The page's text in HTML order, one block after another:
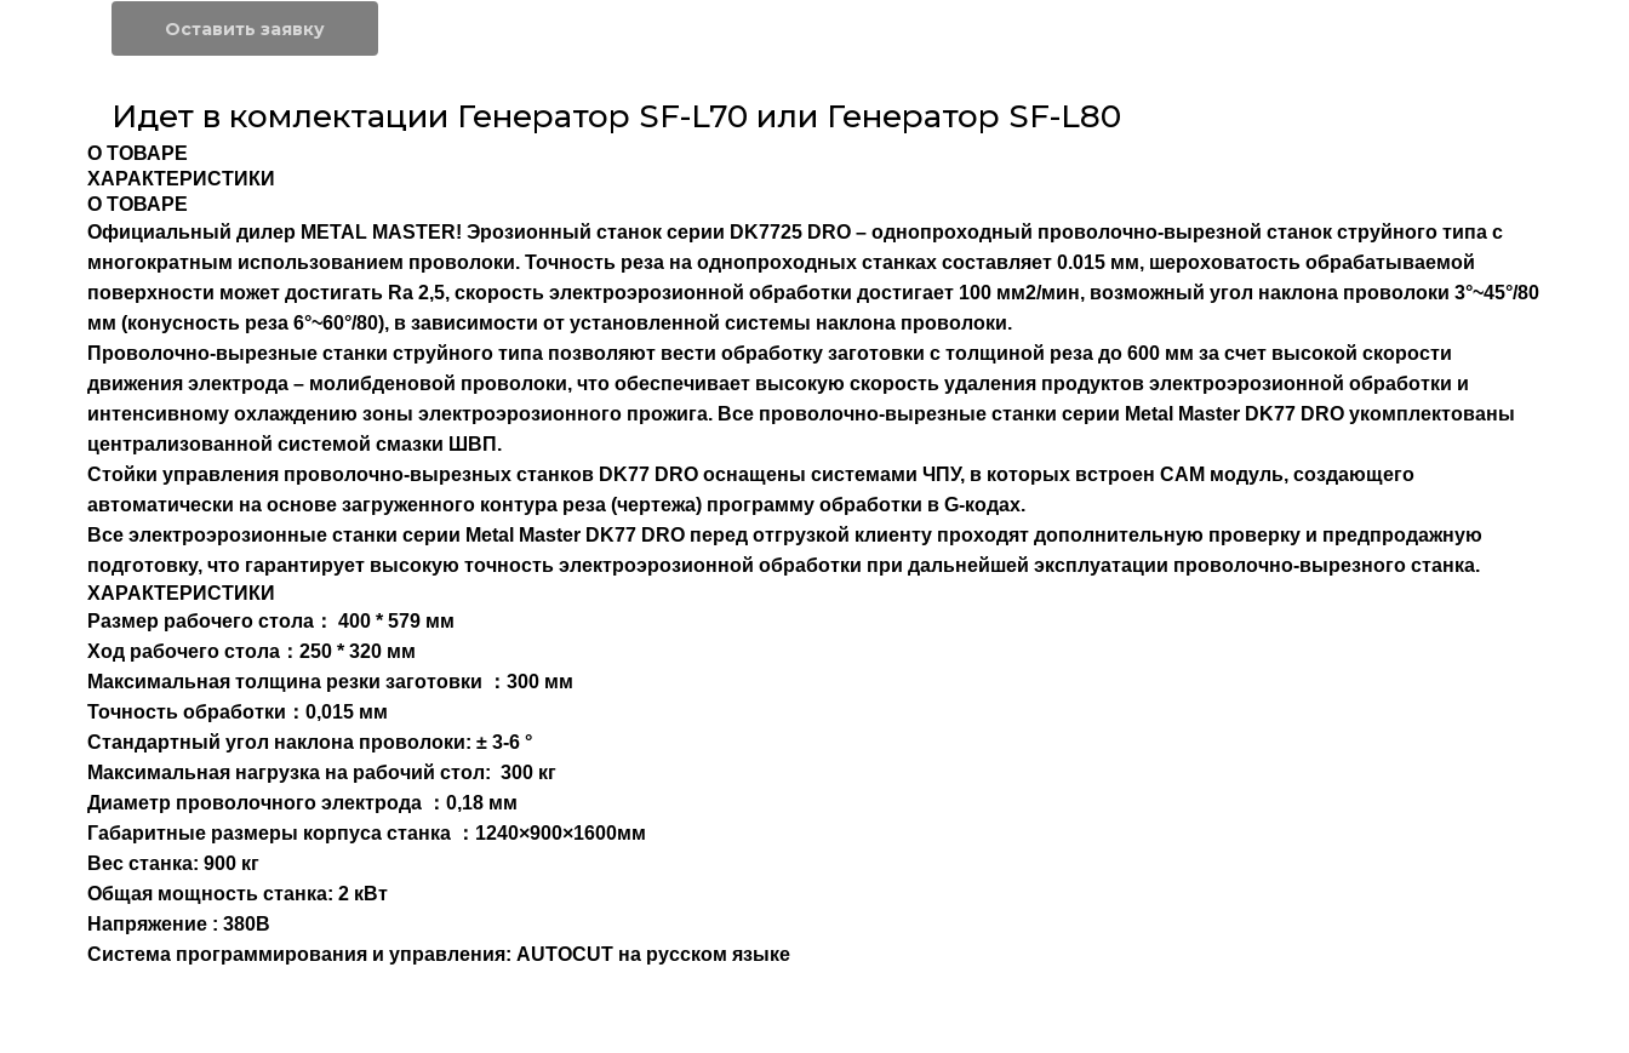
Оставить заявку
Идет в комлектации Генератор SF-L70 или Генератор SF-L80
О ТОВАРЕ
ХАРАКТЕРИСТИКИ
О ТОВАРЕ
Официальный дилер METAL MASTER! Эрозионный станок серии DK7725 DRO – однопроходный проволочно-вырезной станок струйного типа с
многократным использованием проволоки. Точность реза на однопроходных станках составляет 0.015 мм, шероховатость обрабатываемой
поверхности может достигать Ra 2,5, скорость электроэрозионной обработки достигает 100 мм2/мин, возможный угол наклона проволоки 3°~45°/80
мм (конусность реза 6°~60°/80), в зависимости от установленной системы наклона проволоки.
Проволочно-вырезные станки струйного типа позволяют вести обработку заготовки с толщиной реза до 600 мм за счет высокой скорости
движения электрода – молибденовой проволоки, что обеспечивает высокую скорость удаления продуктов электроэрозионной обработки и
интенсивному охлаждению зоны электроэрозионного прожига. Все проволочно-вырезные станки серии Metal Master DK77 DRO укомплектованы
централизованной системой смазки ШВП.
Стойки управления проволочно-вырезных станков DK77 DRO оснащены системами ЧПУ, в которых встроен CAM модуль, создающего
автоматически на основе загруженного контура реза (чертежа) программу обработки в G-кодах.
Все электроэрозионные станки серии Metal Master DK77 DRO перед отгрузкой клиенту проходят дополнительную проверку и предпродажную
подготовку, что гарантирует высокую точность электроэрозионной обработки при дальнейшей эксплуатации проволочно-вырезного станка.
ХАРАКТЕРИСТИКИ
Размер рабочего стола： 400 * 579 мм
Ход рабочего стола：250 * 320 мм
Максимальная толщина резки заготовки ：300 мм
Точность обработки：0,015 мм
Стандартный угол наклона проволоки: ± 3-6 °
Максимальная нагрузка на рабочий стол: 300 кг
Диаметр проволочного электрода ：0,18 мм
Габаритные размеры корпуса станка ：1240×900×1600мм
Вес станка: 900 кг
Общая мощность станка: 2 кВт
Напряжение : 380В
Система программирования и управления: AUTOCUT на русском языке